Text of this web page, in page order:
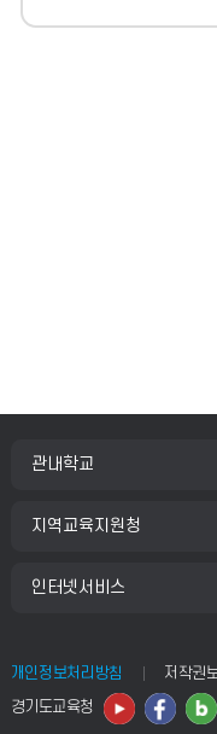
관내학교
지역교육지원청
인터넷서비스
개인정보처리방침 저작권
경기도교육청